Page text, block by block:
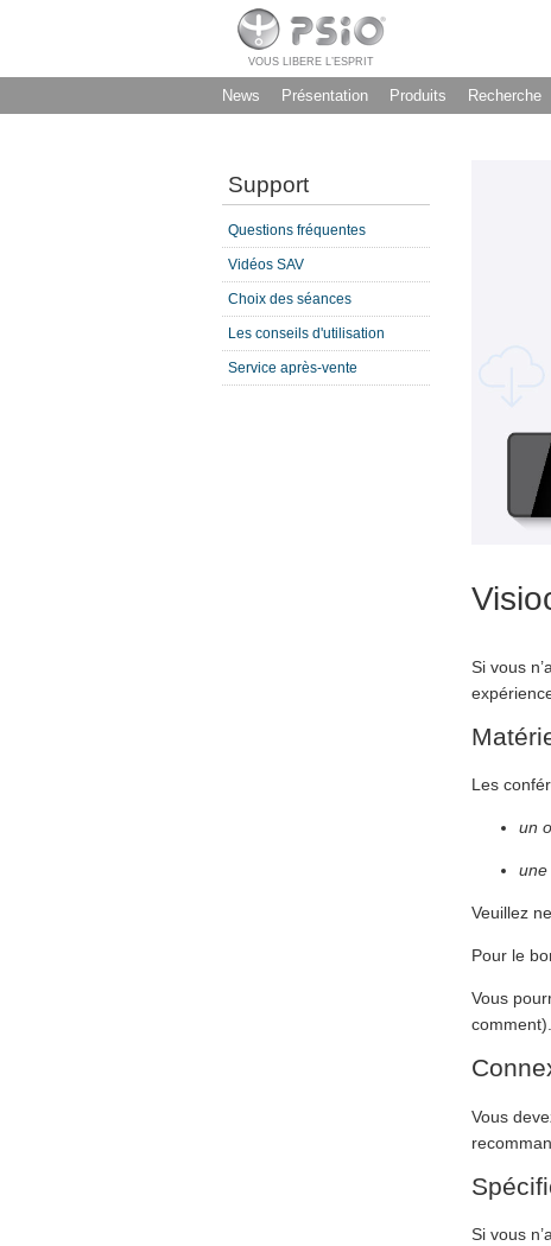
VOUS LIBERE L’ESPRIT
News Présentation Produits Recherche
Support
Questions fréquentes
Vidéos SAV
Choix des séances
Les conseils d'utilisation
Service après-vente
Si vous
Les
un
une
Veuillez
Pour le
Vous
comment).
Vous
Si vous